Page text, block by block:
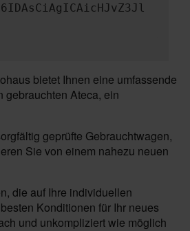
bietet Ihnen eine umfassende
gebrauchten Ateca, ein
geprüfte Gebrauchtwagen,
Sie von einem nahezu neuen
die auf Ihre individuellen
Konditionen für Ihr neues
und unkompliziert wie möglich